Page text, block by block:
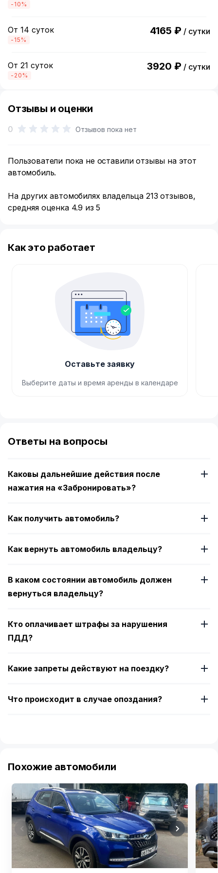
-10%
От 14 суток
-15%
4165 ₽ / сутки
От 21 суток
-20%
3920 ₽ / сутки
Отзывы и оценки
0 Отзывов пока нет
Пользователи пока не оставили отзывы на этот
автомобиль.
На других автомобилях владельца 213 отзывов,
средняя оценка 4.9 из 5
Как это работает
Оставьте заявку
Выберите даты и время аренды в календаре
of
4
Ответы на вопросы
Каковы дальнейшие действия после
нажатия на «Забронировать»?
Как получить автомобиль?
Как вернуть автомобиль владельцу?
В каком состоянии автомобиль должен
вернуться владельцу?
Кто оплачивает штрафы за нарушения
ПДД?
Какие запреты действуют на поездку?
Что происходит в случае опоздания?
Похожие автомобили